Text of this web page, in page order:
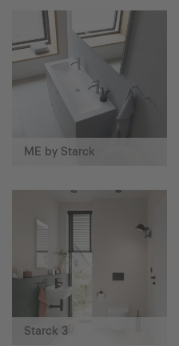
ME by Starck
Starck 3